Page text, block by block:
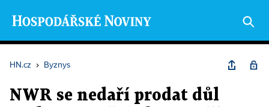
HN.cz › Byznys
NWR se nedaří prodat důl